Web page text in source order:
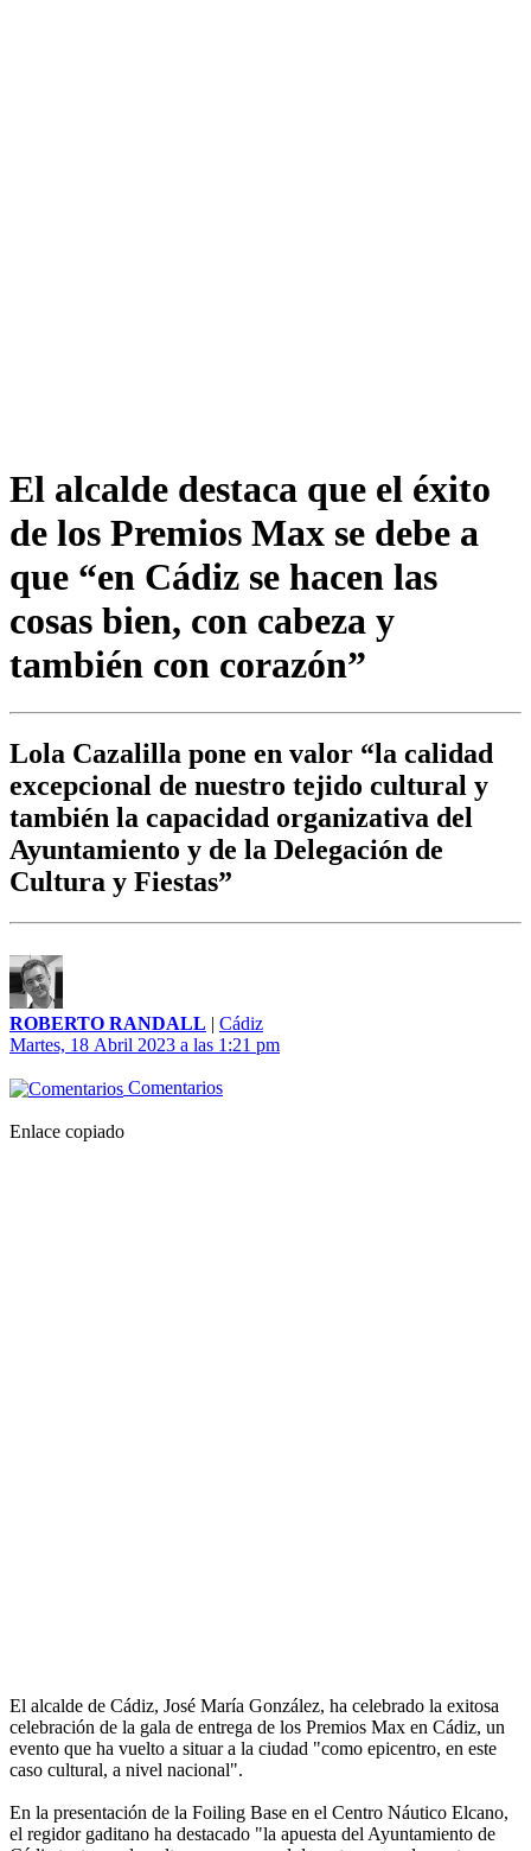
El alcalde destaca que el éxito
de los Premios Max se debe a
que “en Cádiz se hacen las
cosas bien, con cabeza y
también con corazón”
Lola Cazalilla pone en valor “la calidad
excepcional de nuestro tejido cultural y
también la capacidad organizativa del
Ayuntamiento y de la Delegación de
Cultura y Fiestas”
ROBERTO RANDALL | Cádiz
Martes, 18 Abril 2023 a las 1:21 pm
Comentarios
Enlace copiado
El alcalde de Cádiz, José María González, ha celebrado la exitosa
celebración de la gala de entrega de los Premios Max en Cádiz, un
evento que ha vuelto a situar a la ciudad "como epicentro, en este
caso cultural, a nivel nacional".
En la presentación de la Foiling Base en el Centro Náutico Elcano,
el regidor gaditano ha destacado "la apuesta del Ayuntamiento de